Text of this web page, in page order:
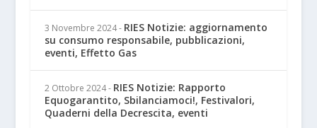
3 Novembre 2024 - RIES Notizie: aggiornamento
su consumo responsabile, pubblicazioni,
eventi, Effetto Gas
2 Ottobre 2024 - RIES Notizie: Rapporto
Equogarantito, Sbilanciamoci!, Festivalori,
Quaderni della Decrescita, eventi